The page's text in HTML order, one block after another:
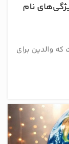
نام
والدین برای